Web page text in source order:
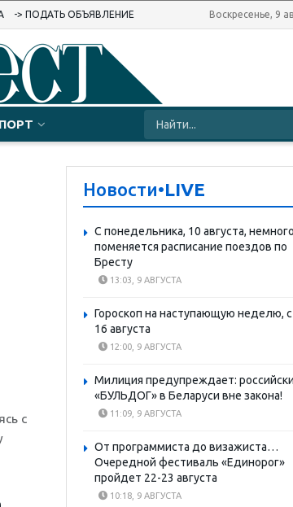
-> ПОДАТЬ ОБЪЯВЛЕНИЕ Воскресенье, 9
с
Новости•LIVE
С понедельника, 10 августа, немного
поменяется расписание поездов по
Бресту
13:03, 9 АВГУСТА
Гороскоп на наступающую неделю, с
16 августа
12:00, 9 АВГУСТА
Милиция предупреждает:
«БУЛЬДОГ» в Беларуси вне закона!
11:09, 9 АВГУСТА
От программиста до визажиста…
Очередной фестиваль «Единорог»
пройдет 22-23 августа
10:18, 9 АВГУСТА